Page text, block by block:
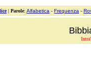
| Parole: Alfabetica - Frequenza -